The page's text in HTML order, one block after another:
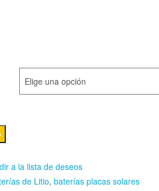
623,15€
a la lista de deseos
de Litio, baterías placas solares